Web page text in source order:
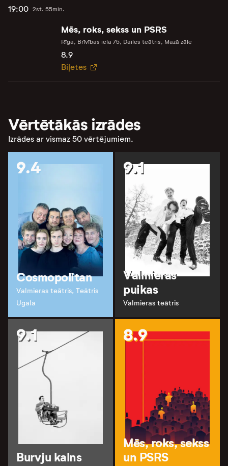
19:00 2st. 55min.
Mēs, roks, sekss un PSRS
Rīga, Brīvības iela 75, Dailes teātris, Mazā zāle
8.9
Biļetes
Vērtētākās izrādes
Izrādes ar vismaz 50 vērtējumiem.
9.4
Cosmopolitan
Valmieras teātris, Teātris
Ugala
9.1
Valmieras
puikas
Valmieras teātris
9.1
Burvju kalns
8.9
Mēs, roks, sekss
un PSRS